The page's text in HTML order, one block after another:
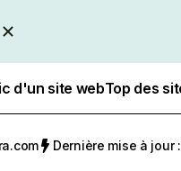
d'un site webTop des
Dernière mise à jour